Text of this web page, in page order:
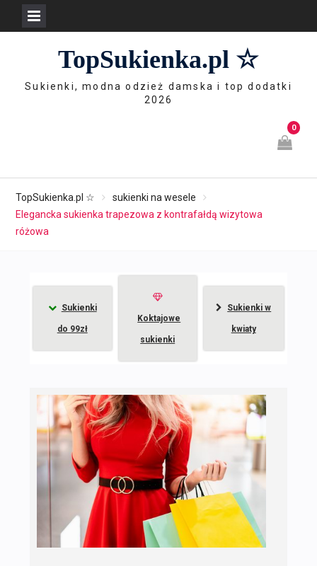
TopSukienka.pl ☆
Sukienki, modna odzież damska i top dodatki
2026
0
TopSukienka.pl ☆
sukienki na wesele
Elegancka sukienka trapezowa z kontrafałdą wizytowa
różowa
Sukienki
do 99zł
Koktajowe
sukienki
Sukienki w
kwiaty